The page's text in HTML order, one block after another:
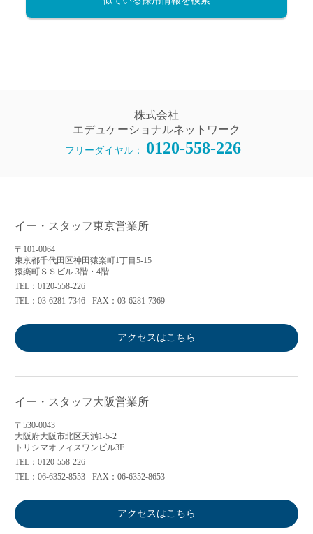
株式会社
エデュケーショナルネットワーク
フリーダイヤル： 0120-558-226
イー・スタッフ東京営業所
〒101-0064
東京都千代田区神田猿楽町1丁目5-15
猿楽町ＳＳビル 3階・4階
TEL：0120-558-226
TEL：03-6281-7346
FAX：03-6281-7369
アクセスはこちら
イー・スタッフ大阪営業所
〒530-0043
大阪府大阪市北区天満1-5-2
トリシマオフィスワンビル3F
TEL：0120-558-226
TEL：06-6352-8553
FAX：06-6352-8653
アクセスはこちら